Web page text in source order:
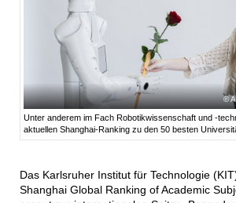
Unter anderem im Fach Robotikwissenschaft und -
aktuellen Shanghai-Ranking zu den 50 besten
Das Karlsruher Institut für Technologie
Shanghai Global Ranking of Academic